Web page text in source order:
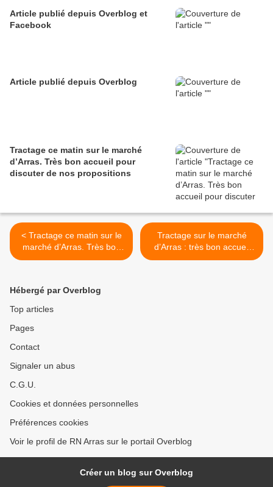
Article publié depuis Overblog et
Facebook
Article publié depuis Overblog
Tractage ce matin sur le marché
d’Arras. Très bon accueil pour
discuter de nos propositions
< Tractage ce matin sur le
marché d’Arras. Très bon
accueil pour discuter de nos
Tractage sur le marché
d’Arras : très bon accueil
sous le soleil arrageois !
Hébergé par Overblog
Top articles
Pages
Contact
Signaler un abus
C.G.U.
Cookies et données personnelles
Préférences cookies
Voir le profil de RN Arras sur le portail Overblog
Créer un blog sur Overblog